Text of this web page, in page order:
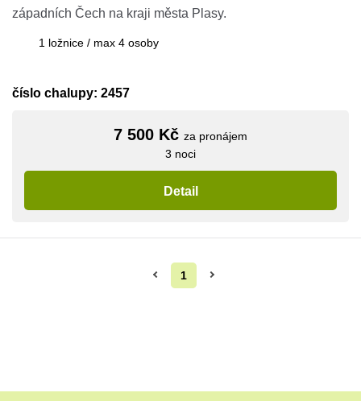
západních Čech na kraji města Plasy.
1 ložnice / max 4 osoby
číslo chalupy: 2457
7 500 Kč za pronájem
3 noci
Detail
1